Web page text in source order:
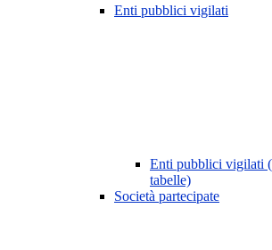
Enti pubblici vigilati
Enti pubblici vigilati
tabelle)
Società partecipate